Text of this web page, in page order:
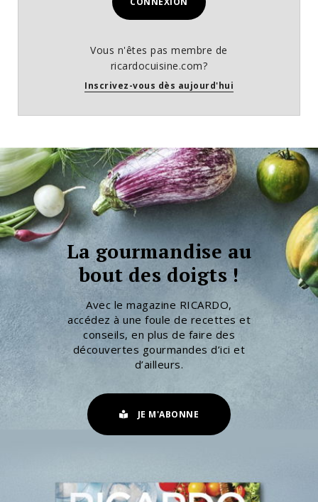
Vous n'êtes pas membre de
ricardocuisine.com?
Inscrivez-vous dès aujourd'hui
La gourmandise au
bout des doigts !
Avec le magazine RICARDO,
accédez à une foule de recettes et
conseils, en plus de faire des
découvertes gourmandes d’ici et
d’ailleurs.
JE M'ABONNE